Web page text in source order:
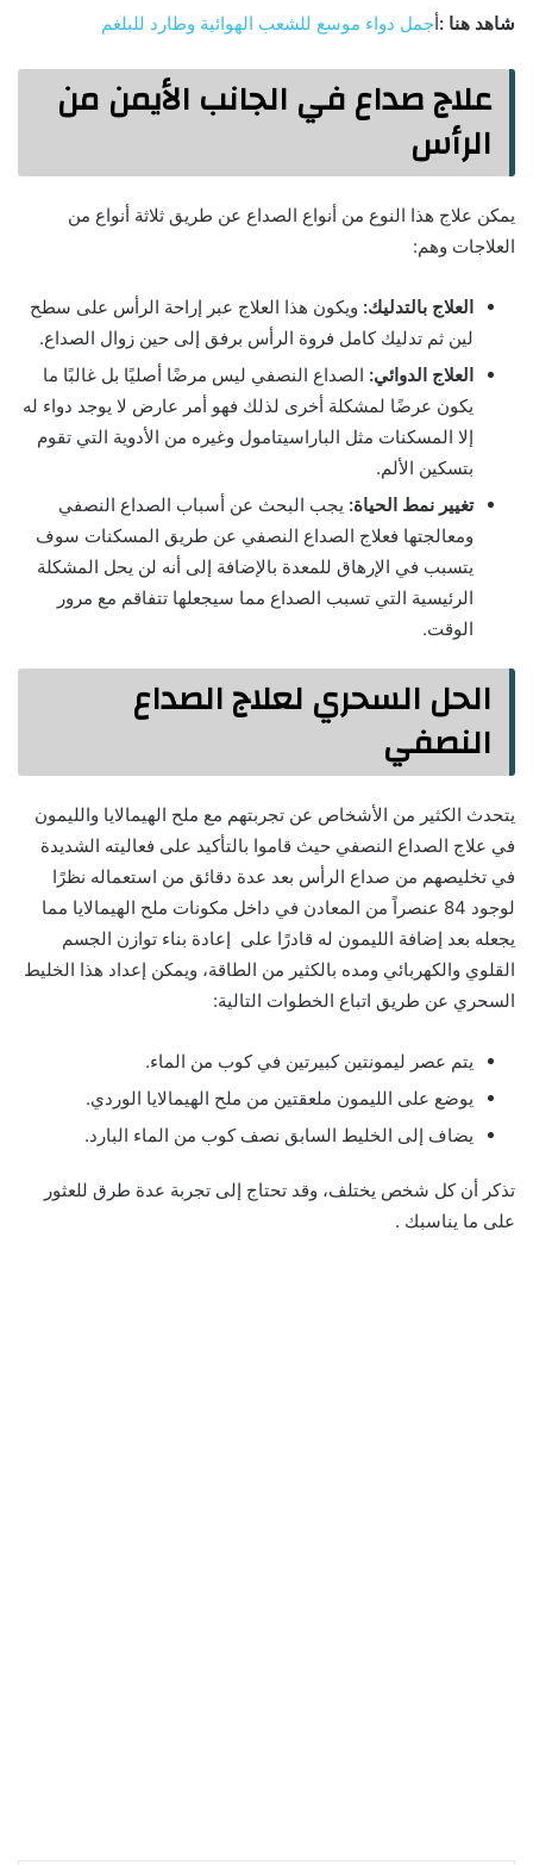
شاهد هنا :أجمل دواء موسع للشعب الهوائية وطارد للبلغم
علاج صداع في الجانب الأيمن من
الرأس
يمكن علاج هذا النوع من أنواع الصداع عن طريق ثلاثة أنواع من
العلاجات وهم:
العلاج بالتدليك: ويكون هذا العلاج عبر إراحة الرأس على سطح
لين ثم تدليك كامل فروة الرأس برفق إلى حين زوال الصداع.
العلاج الدوائي: الصداع النصفي ليس مرضًا أصليًا بل غالبًا ما
يكون عرضًا لمشكلة أخرى لذلك فهو أمر عارض لا يوجد دواء له
إلا المسكنات مثل الباراسيتامول وغيره من الأدوية التي تقوم
بتسكين الألم.
تغيير نمط الحياة: يجب البحث عن أسباب الصداع النصفي
ومعالجتها فعلاج الصداع النصفي عن طريق المسكنات سوف
يتسبب في الإرهاق للمعدة بالإضافة إلى أنه لن يحل المشكلة
الرئيسية التي تسبب الصداع مما سيجعلها تتفاقم مع مرور
الوقت.
الحل السحري لعلاج الصداع
النصفي
يتحدث الكثير من الأشخاص عن تجربتهم مع ملح الهيمالايا والليمون
في علاج الصداع النصفي حيث قاموا بالتأكيد على فعاليته الشديدة
في تخليصهم من صداع الرأس بعد عدة دقائق من استعماله نظرًا
لوجود 84 عنصراً من المعادن في داخل مكونات ملح الهيمالايا مما
يجعله بعد إضافة الليمون له قادرًا على إعادة بناء توازن الجسم
القلوي والكهربائي ومده بالكثير من الطاقة، ويمكن إعداد هذا الخليط
السحري عن طريق اتباع الخطوات التالية:
يتم عصر ليمونتين كبيرتين في كوب من الماء.
يوضع على الليمون ملعقتين من ملح الهيمالايا الوردي.
يضاف إلى الخليط السابق نصف كوب من الماء البارد.
تذكر أن كل شخص يختلف، وقد تحتاج إلى تجربة عدة طرق للعثور
على ما يناسبك .